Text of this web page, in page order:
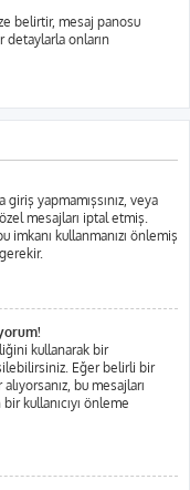
belirtir, mesaj panosu
onların
yapmamışsınız, veya
mesajları iptal etmiş.
kullanmanızı önlemiş
kullanarak bir
Eğer belirli bir
bu mesajları
kullanıcıyı önleme